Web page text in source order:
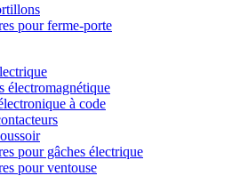
pour ferme-porte
électromagnétique
à code
pour gâches électrique
pour ventouse